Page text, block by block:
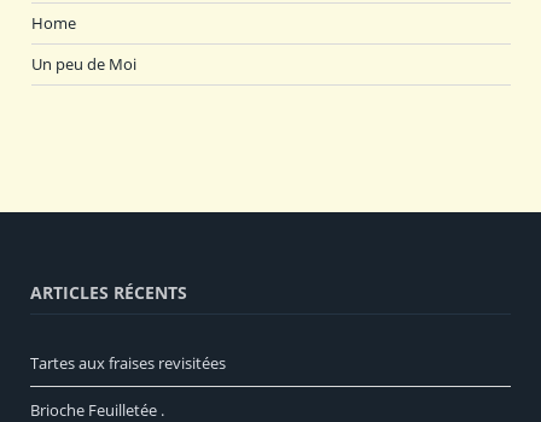
Home
Un peu de Moi
ARTICLES RÉCENTS
Tartes aux fraises revisitées
Brioche Feuilletée .